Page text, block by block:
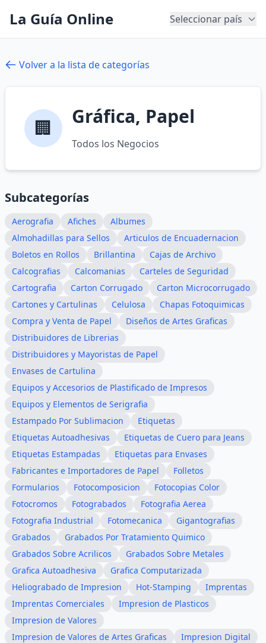
La Guía Online Seleccionar país
Volver a la lista de categorías
🏢 Gráfica, Papel
Todos los Negocios
Subcategorías
Aerografia Afiches
Albumes
Almohadillas para Sellos
Articulos de Encuadernacion
Boletos en Rollos
Brillantina
Cajas de Archivo
Calcografias
Calcomanias
Carteles de Seguridad
Cartografia
Carton Corrugado
Carton Microcorrugado
Cartones y Cartulinas
Celulosa
Chapas Fotoquimicas
Compra y Venta de Papel
Diseños de Artes Graficas
Distribuidores de Librerias
Distribuidores y Mayoristas de Papel
Envases de Cartulina
Equipos y Accesorios de Plastificado de Impresos
Equipos y Elementos de Serigrafia
Estampado Por Sublimacion
Etiquetas
Etiquetas Autoadhesivas
Etiquetas de Cuero para Jeans
Etiquetas Estampadas
Etiquetas para Envases
Fabricantes e Importadores de Papel
Folletos
Formularios
Fotocomposicion
Fotocopias Color
Fotocromos
Fotograbados
Fotografia Aerea
Fotografia Industrial
Fotomecanica
Gigantografias
Grabados
Grabados Por Tratamiento Quimico
Grabados Sobre Acrilicos
Grabados Sobre Metales
Grafica Autoadhesiva
Grafica Computarizada
Heliograbado de Impresion
Hot-Stamping
Imprentas
Imprentas Comerciales
Impresion de Plasticos
Impresion de Valores
Impresion de Valores de Artes Graficas
Impresion Digital